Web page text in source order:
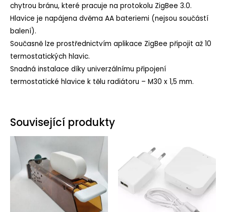
chytrou bránu, které pracuje na protokolu ZigBee 3.0.
Hlavice je napájena dvěma AA bateriemi (nejsou součástí
balení).
Současně lze prostřednictvím aplikace ZigBee připojit až 10
termostatických hlavic.
Snadná instalace díky univerzálnímu připojení
termostatické hlavice k tělu radiátoru – M30 x 1,5 mm.
Související produkty